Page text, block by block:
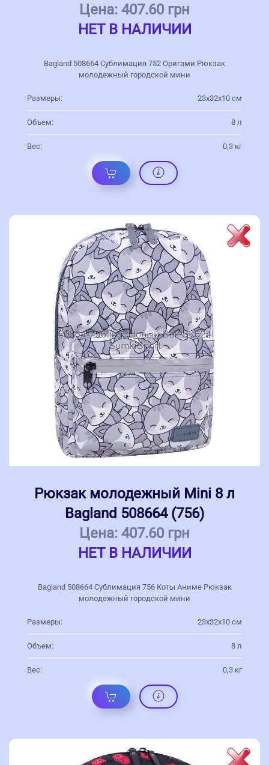
Цена: 407.60 грн
НЕТ В НАЛИЧИИ
Bagland 508664 Сублимация 752 Оригами Рюкзак
молодежный городской мини
Размеры: 23х32х10 см
Объем: 8 л
Вес: 0,3 кг
Рюкзак молодежный Mini 8 л
Bagland 508664 (756)
Цена: 407.60 грн
НЕТ В НАЛИЧИИ
Bagland 508664 Сублимация 756 Коты Аниме Рюкзак
молодежный городской мини
Размеры: 23х32х10 см
Объем: 8 л
Вес: 0,3 кг